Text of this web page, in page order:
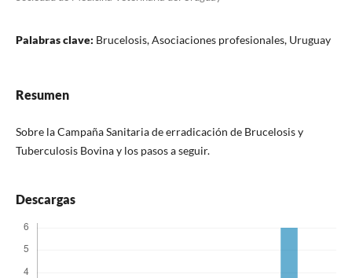
Palabras clave: Brucelosis, Asociaciones profesionales, Uruguay
Resumen
Sobre la Campaña Sanitaria de erradicación de Brucelosis y
Tuberculosis Bovina y los pasos a seguir.
Descargas